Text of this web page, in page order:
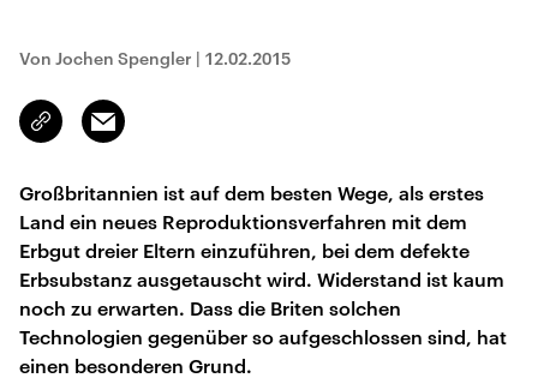
Von Jochen Spengler | 12.02.2015
Link
kopieren/teilen
Email
Großbritannien ist auf dem besten Wege, als erstes
Land ein neues Reproduktionsverfahren mit dem
Erbgut dreier Eltern einzuführen, bei dem defekte
Erbsubstanz ausgetauscht wird. Widerstand ist kaum
noch zu erwarten. Dass die Briten solchen
Technologien gegenüber so aufgeschlossen sind, hat
einen besonderen Grund.